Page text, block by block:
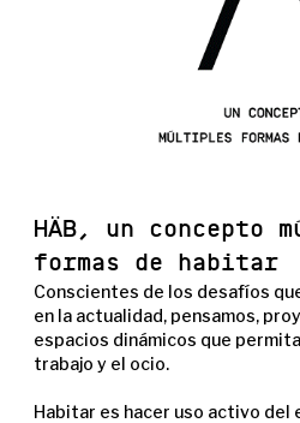
HÄB, un concepto
formas de habitar
Conscientes de los desafíos
en la actualidad, pensamos,
espacios dinámicos que
trabajo y el ocio.
Habitar es hacer uso activo del